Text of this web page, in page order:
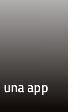
app